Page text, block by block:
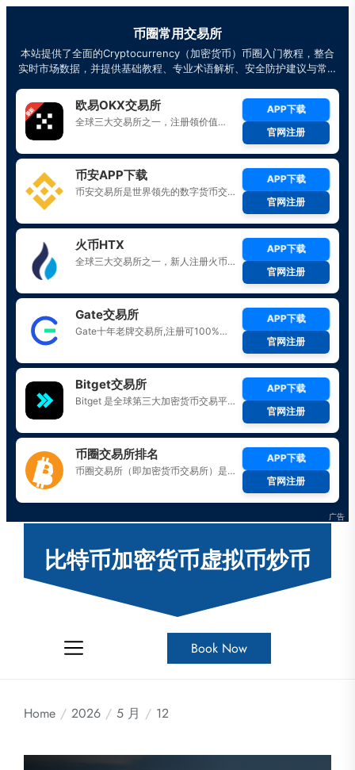
比特币加密货币虚拟币炒币
Book Now
Home 2026 5 月 12